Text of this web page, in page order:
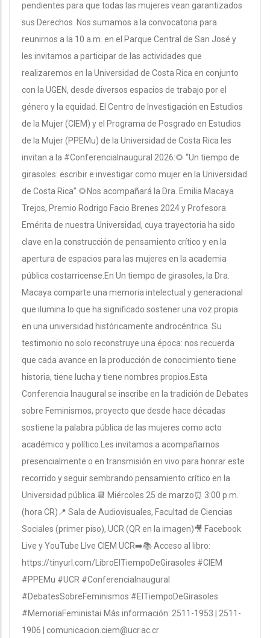
pendientes para que todas las mujeres vean garantizados
sus Derechos. Nos sumamos a la convocatoria para
reunirnos a la 10 a.m. en el Parque Central de San José y
les invitamos a participar de las actividades que
realizaremos en la Universidad de Costa Rica en conjunto
con la UGEN, desde diversos espacios de trabajo por el
género y la equidad. El Centro de Investigación en Estudios
de la Mujer (CIEM) y el Programa de Posgrado en Estudios
de la Mujer (PPEMu) de la Universidad de Costa Rica les
invitan a la #ConferenciaInaugural 2026:🌻 “Un tiempo de
girasoles: escribir e investigar como mujer en la Universidad
de Costa Rica” 🌻Nos acompañará la Dra. Emilia Macaya
Trejos, Premio Rodrigo Facio Brenes 2024 y Profesora
Emérita de nuestra Universidad, cuya trayectoria ha sido
clave en la construcción de pensamiento crítico y en la
apertura de espacios para las mujeres en la academia
pública costarricense.En Un tiempo de girasoles, la Dra.
Macaya comparte una memoria intelectual y generacional
que ilumina lo que ha significado sostener una voz propia
en una universidad históricamente androcéntrica. Su
testimonio no solo reconstruye una época: nos recuerda
que cada avance en la producción de conocimiento tiene
historia, tiene lucha y tiene nombres propios.Esta
Conferencia Inaugural se inscribe en la tradición de Debates
sobre Feminismos, proyecto que desde hace décadas
sostiene la palabra pública de las mujeres como acto
académico y político.Les invitamos a acompañarnos
presencialmente o en transmisión en vivo para honrar este
recorrido y seguir sembrando pensamiento crítico en la
Universidad pública.📆 Miércoles 25 de marzo⏰ 3:00 p.m.
(hora CR)📍 Sala de Audiovisuales, Facultad de Ciencias
Sociales (primer piso), UCR (QR en la imagen)🎥 Facebook
Live y YouTube LIve CIEM UCR➡️📚 Acceso al libro:
https://tinyurl.com/LibroElTiempoDeGirasoles #CIEM
#PPEMu #UCR #ConferenciaInaugural
#DebatesSobreFeminismos #ElTiempoDeGirasoles
#MemoriaFeministaℹ️ Más información: 2511-1953 | 2511-
1906 | comunicacion.ciem@ucr.ac.cr